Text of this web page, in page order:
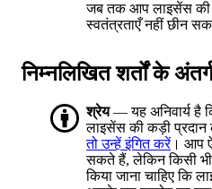
जब तक आप लाइसेंस की
स्वतंत्रताएँ नहीं छीन
निम्नलिखित शर्तों के
श्रेय— यह अनिवार्य है
लाइसेंस की कड़ी
तो उन्हें इंगित करें। आप
सकते हैं, लेकिन किसी
किया जाना चाहिए कि